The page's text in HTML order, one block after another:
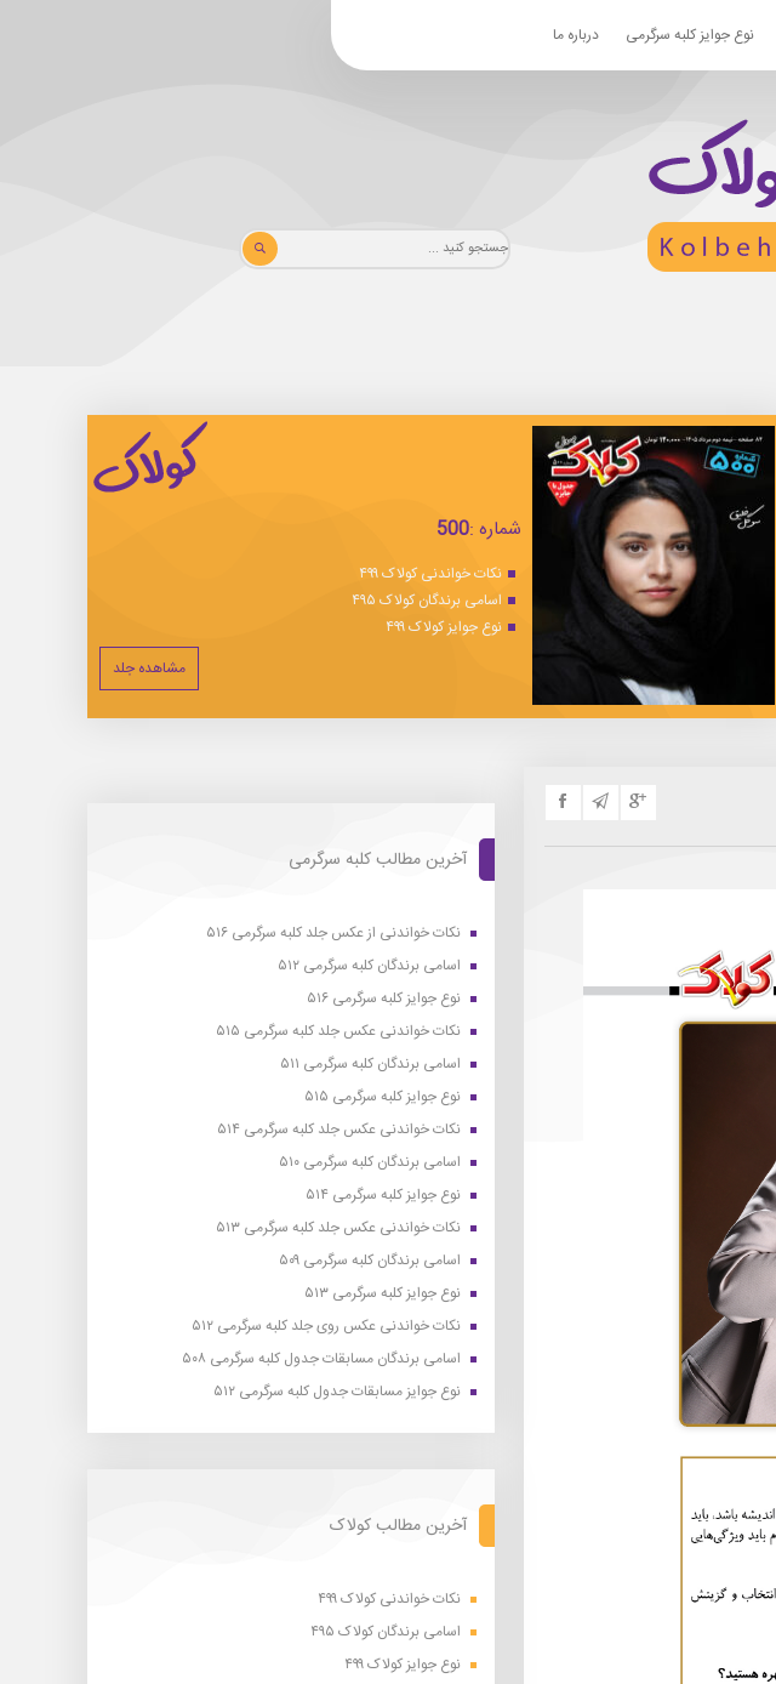
نوع جوایز کلبه سرگرمی درباره ما
شماره :500
نکات خواندنی کولاک ۴۹۹
اسامی برندگان کولاک ۴۹۵
نوع جوایز کولاک ۴۹۹
مشاهده جلد
آخرین مطالب کلبه سرگرمی
نکات خواندنی از عکس جلد کلبه سرگرمی ۵۱۶
اسامی برندگان کلبه سرگرمی ۵۱۲
نوع جوایز کلبه سرگرمی ۵۱۶
نکات خواندنی عکس جلد کلبه سرگرمی ۵۱۵
اسامی برندگان کلبه سرگرمی ۵۱۱
نوع جوایز کلبه سرگرمی ۵۱۵
نکات خواندنی عکس جلد کلبه سرگرمی ۵۱۴
اسامی برندگان کلبه سرگرمی ۵۱۰
نوع جوایز کلبه سرگرمی ۵۱۴
نکات خواندنی عکس جلد کلبه سرگرمی ۵۱۳
اسامی برندگان کلبه سرگرمی ۵۰۹
نوع جوایز کلبه سرگرمی ۵۱۳
نکات خواندنی عکس روی جلد کلبه سرگرمی ۵۱۲
اسامی برندگان مسابقات جدول کلبه سرگرمی ۵۰۸
نوع جوایز مسابقات جدول کلبه سرگرمی ۵۱۲
آخرین مطالب کولاک
نکات خواندنی کولاک ۴۹۹
اسامی برندگان کولاک ۴۹۵
نوع جوایز کولاک ۴۹۹